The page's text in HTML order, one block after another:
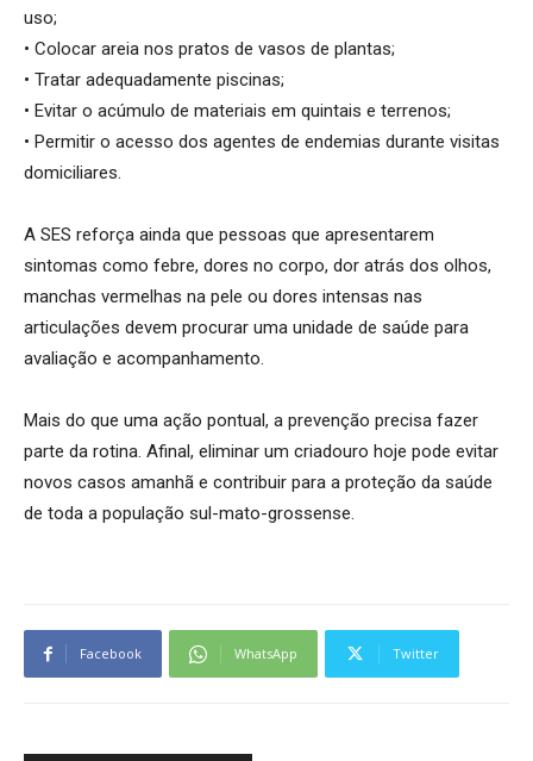
uso;
• Colocar areia nos pratos de vasos de plantas;
• Tratar adequadamente piscinas;
• Evitar o acúmulo de materiais em quintais e terrenos;
• Permitir o acesso dos agentes de endemias durante visitas
domiciliares.
A SES reforça ainda que pessoas que apresentarem
sintomas como febre, dores no corpo, dor atrás dos olhos,
manchas vermelhas na pele ou dores intensas nas
articulações devem procurar uma unidade de saúde para
avaliação e acompanhamento.
Mais do que uma ação pontual, a prevenção precisa fazer
parte da rotina. Afinal, eliminar um criadouro hoje pode evitar
novos casos amanhã e contribuir para a proteção da saúde
de toda a população sul-mato-grossense.
Facebook WhatsApp Twitter